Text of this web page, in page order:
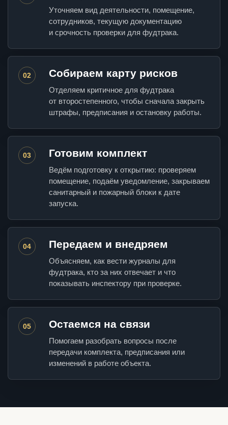
Уточняем вид деятельности, помещение,
сотрудников, текущую документацию
и срочность проверки для фудтрака.
02 Собираем карту рисков
Отделяем критичное для фудтрака
от второстепенного, чтобы сначала закрыть
штрафы, предписания и остановку работы.
03 Готовим комплект
Ведём подготовку к открытию: проверяем
помещение, подаём уведомление, закрываем
санитарный и пожарный блоки к дате
запуска.
04 Передаем и внедряем
Объясняем, как вести журналы для
фудтрака, кто за них отвечает и что
показывать инспектору при проверке.
05 Остаемся на связи
Помогаем разобрать вопросы после
передачи комплекта, предписания или
изменений в работе объекта.